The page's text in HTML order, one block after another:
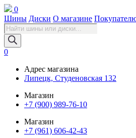
0
Шины Диски О магазине
Поиск
товаров
0
Адрес магазина
Липецк, Студеновская 132
Магазин
+7 (900) 989-76-10
Магазин
+7 (961) 606-42-43